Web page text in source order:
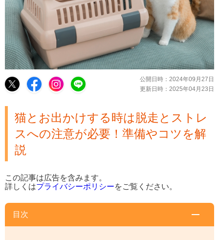
公開日時： 2024年09月27日
更新日時： 2025年04月23日
猫とお出かけする時は脱走とストレ
スへの注意が必要！準備やコツを解
説
この記事は広告を含みます。
詳しくはプライバシーポリシーをご覧ください。
目次